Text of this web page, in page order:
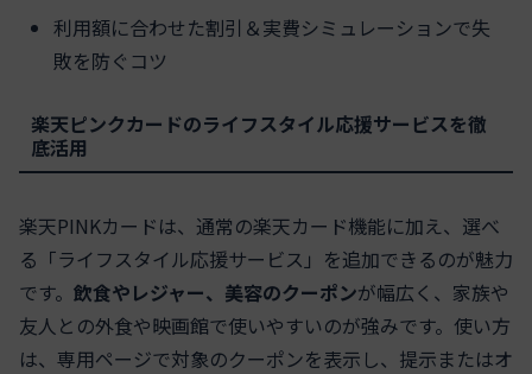
利用額に合わせた割引＆実費シミュレーションで失
敗を防ぐコツ
楽天ピンクカードのライフスタイル応援サービスを徹
底活用
楽天PINKカードは、通常の楽天カード機能に加え、選べ
る「ライフスタイル応援サービス」を追加できるのが魅力
です。 飲食やレジャー、美容のクーポンが幅広く、家族や
友人との外食や映画館で使いやすいのが強みです。使い方
は、専用ページで対象のクーポンを表示し、提示またはオ